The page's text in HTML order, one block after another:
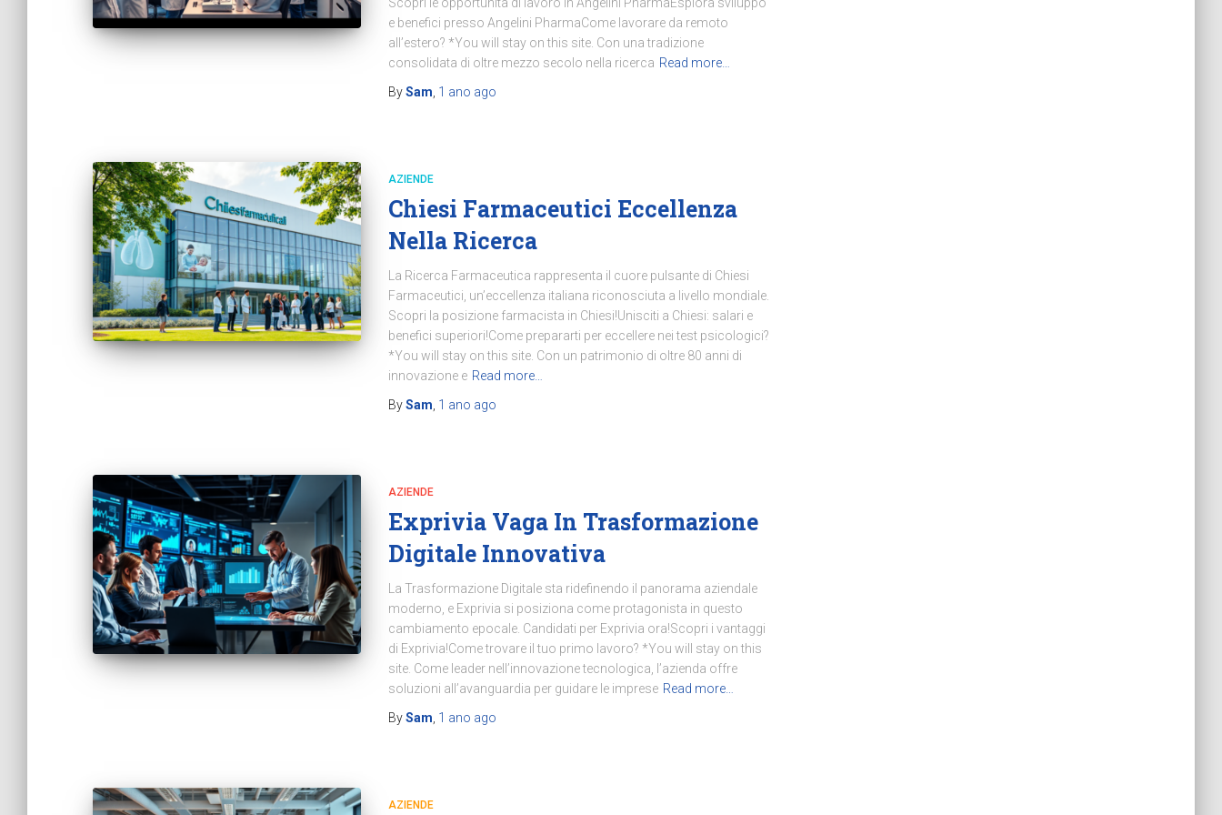
e benefici presso Angelini PharmaCome lavorare da remoto
all’estero? *You will stay on this site. Con una tradizione
consolidata di oltre mezzo secolo nella ricerca Read more…
BySam 1 ano ago
AZIENDE
Chiesi Farmaceutici Eccellenza
Nella Ricerca
La Ricerca Farmaceutica rappresenta il cuore pulsante di Chiesi
Farmaceutici, un’eccellenza italiana riconosciuta a livello mondiale.
Scopri la posizione farmacista in Chiesi!Unisciti a Chiesi: salari e
benefici superiori!Come prepararti per eccellere nei test psicologici?
*You will stay on this site. Con un patrimonio di oltre 80 anni di
innovazione e Read more…
BySam 1 ano ago
AZIENDE
Exprivia Vaga In Trasformazione
Digitale Innovativa
La Trasformazione Digitale sta ridefinendo il panorama aziendale
moderno, e Exprivia si posiziona come protagonista in questo
cambiamento epocale. Candidati per Exprivia ora!Scopri i vantaggi
di Exprivia!Come trovare il tuo primo lavoro? *You will stay on this
site. Come leader nell’innovazione tecnologica, l’azienda offre
soluzioni all’avanguardia per guidare le imprese Read more…
BySam 1 ano ago
AZIENDE